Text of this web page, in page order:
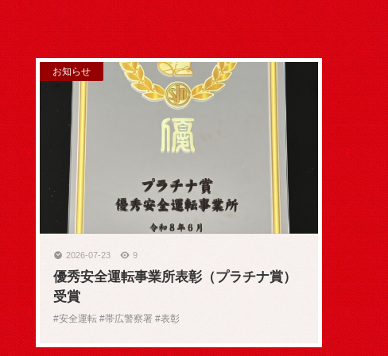
お知らせ
2026-07-23 9
優秀安全運転事業所表彰（プラチナ賞）
受賞
#安全運転 #帯広警察署 #表彰